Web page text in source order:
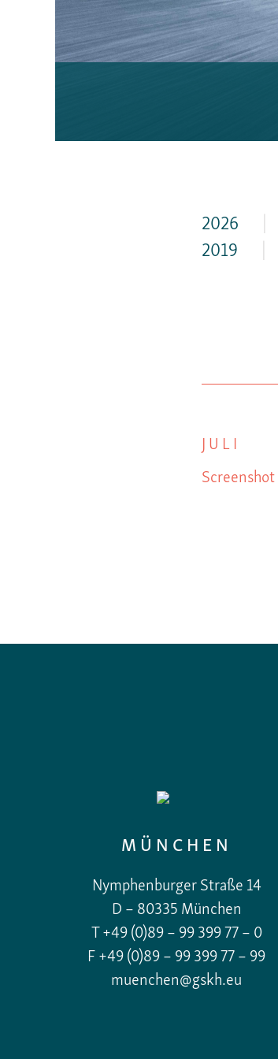
2026
2019
JULI
Screenshot
MÜNCHEN
Nymphenburger Straße 14
D – 80335 München
T +49 (0)89 – 99 399 77 – 0
F +49 (0)89 – 99 399 77 – 99
muenchen@gskh.eu